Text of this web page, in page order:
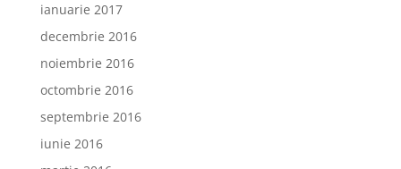
ianuarie 2017
decembrie 2016
noiembrie 2016
octombrie 2016
septembrie 2016
iunie 2016